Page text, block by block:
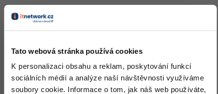
Tato webová stránka používá cookies
K personalizaci obsahu a reklam, poskytování funkcí
sociálních médií a analýze naší návštěvnosti využíváme
soubory cookie. Informace o tom, jak náš web používáte,
Skill Mainframe 5230 Zkušeností / 9137
Ocenění
Eldan zatím nezískal žádná ocenění.
Doplňující informace